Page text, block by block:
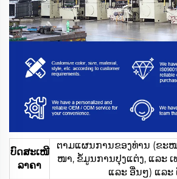
ບົດສະເໜີ
ລາຄາ
ຕາມແຜນການຂອງທ່ານ (ຂະ
ໜາ, ຂໍ້ມູນການປຸງແຕ່ງ, ແລະ ເ
ແລະ ອື່ນໆ) ແລະ